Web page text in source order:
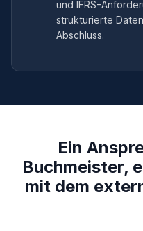
und IFRS-
strukturierte
Abschluss.
Ein
Buchmeister,
mit dem